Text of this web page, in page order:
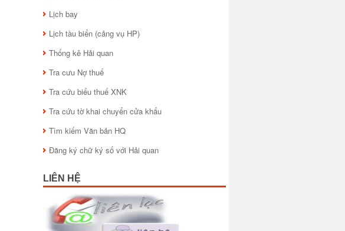
Lịch bay
Lịch tàu biển (cảng vụ HP)
Thống kê Hải quan
Tra cưu Nợ thuế
Tra cứu biểu thuế XNK
Tra cứu tờ khai chuyển cửa khẩu
Tìm kiếm Văn bản HQ
Đăng ký chữ ký số với Hải quan
LIÊN HỆ